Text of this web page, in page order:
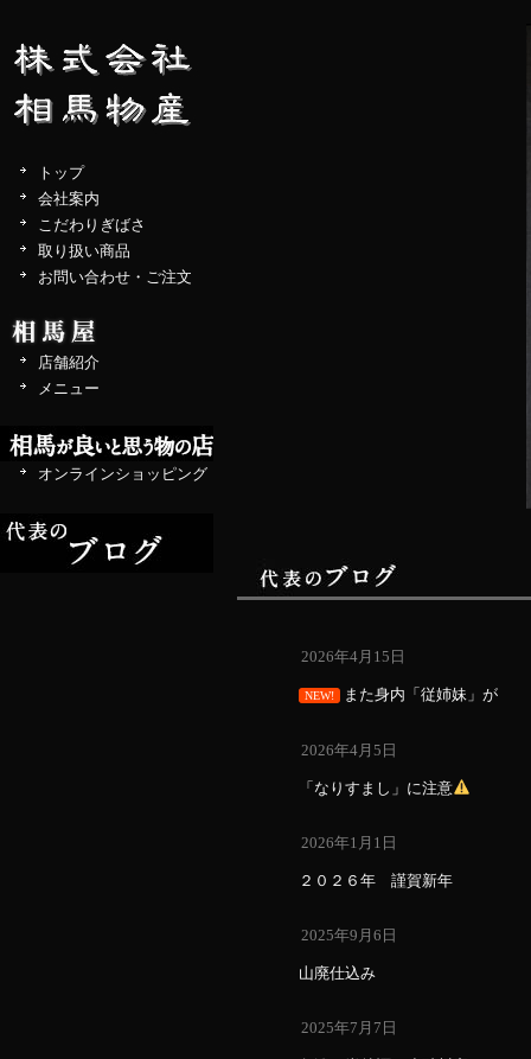
トップ
会社案内
こだわりぎばさ
取り扱い商品
お問い合わせ・ご注文
店舗紹介
メニュー
オンラインショッピング
2026年4月15日
NEW! また身内「従姉妹」が
2026年4月5日
「なりすまし」に注意
2026年1月1日
２０２６年 謹賀新年
2025年9月6日
山廃仕込み
2025年7月7日